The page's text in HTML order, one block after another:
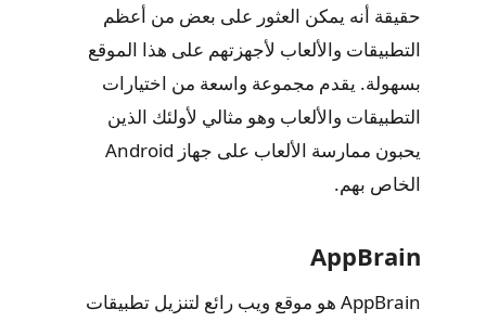
حقيقة أنه يمكن العثور على بعض من أعظم
التطبيقات والألعاب لأجهزتهم على هذا الموقع
بسهولة. يقدم مجموعة واسعة من اختيارات
التطبيقات والألعاب وهو مثالي لأولئك الذين
يحبون ممارسة الألعاب على جهاز Android
الخاص بهم.
AppBrain
AppBrain هو موقع ويب رائع لتنزيل تطبيقات